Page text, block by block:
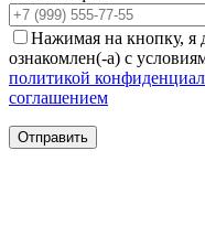
Нажимая на кнопку, я
ознакомлен(-а) с
политикой
соглашением